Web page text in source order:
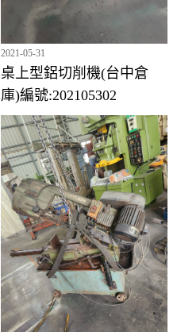
2021-05-31
桌上型鋁切削機(台中倉
庫)編號:202105302